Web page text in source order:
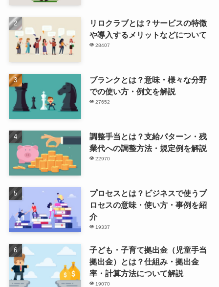
リロクラブとは？サービスの特徴
や導入するメリットなどについて
28407
ブランクとは？意味・様々な分野
での使い方・例文を解説
27652
調整手当とは？支給パターン・残
業代への調整方法・規定例を解説
22970
プロセスとは？ビジネスで使うプ
ロセスの意味・使い方・事例を紹
介
19337
子ども・子育て拠出金（児童手当
拠出金）とは？仕組み・拠出金
率・計算方法について解説
19070